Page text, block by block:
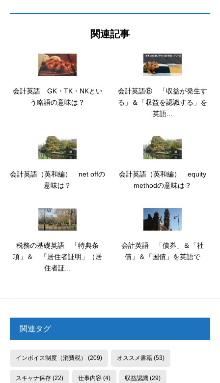
関連記事
会計英語 GK・TK・NKとい
う略語の意味は？
会計英語⑧ 「収益が発生す
る」＆「収益を認識する」を
英語...
会計英語（英和編） net offの
意味は？
会計英語（英和編） equity
methodの意味は？
税務の基礎英語 「特典条
項」＆ 「居住者証明」（居
住者証...
会計英語 「債券」＆「社
債」＆「国債」を英語で
関連タグ
インボイス制度（消費税） (209) オススメ書籍(53)
スキャナ保存(22) 仕事内容(4) 収益認識 (29)